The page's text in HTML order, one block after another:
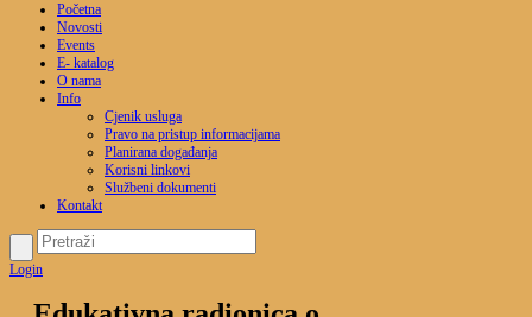
Početna
Novosti
Events
E- katalog
O nama
Info
Cjenik usluga
Pravo na pristup informacijama
Planirana događanja
Korisni linkovi
Službeni dokumenti
Kontakt
Login